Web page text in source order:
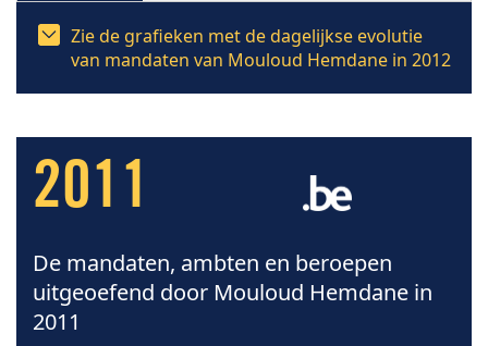
Zie de grafieken met de dagelijkse evolutie
van mandaten van Mouloud Hemdane in 2012
2011
De mandaten, ambten en beroepen
uitgeoefend door Mouloud Hemdane in
2011